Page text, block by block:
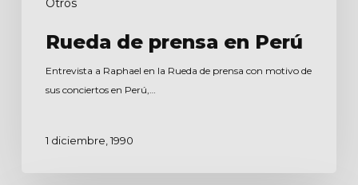
Otros
Rueda de prensa en Perú
Entrevista a Raphael en la Rueda de prensa con motivo de
sus conciertos en Perú,…
1 diciembre, 1990